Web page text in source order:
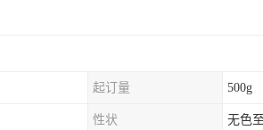
起订量 500g
性状 无色